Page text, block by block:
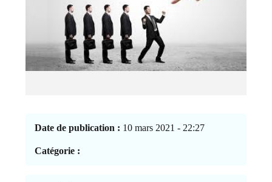
Date de publication : 10 mars 2021 - 22:27
Catégorie :